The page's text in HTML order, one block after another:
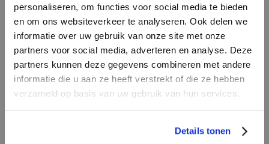
personaliseren, om functies voor social media te bieden
en om ons websiteverkeer te analyseren. Ook delen we
informatie over uw gebruik van onze site met onze
partners voor social media, adverteren en analyse. Deze
partners kunnen deze gegevens combineren met andere
informatie die u aan ze heeft verstrekt of die ze hebben
verzameld op basis van uw gebruik van hun services.
Details tonen
HEB JE NOG GEEN
ACCOUNT?
aan of bekijk de andere mogelijkheden.